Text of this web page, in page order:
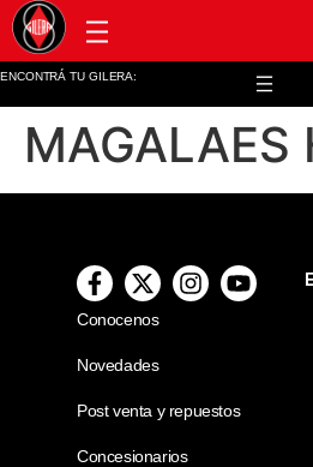
ENCONTRÁ TU GILERA:
MAGALAES
Conocenos
Novedades
Post venta y repuestos
Concesionarios